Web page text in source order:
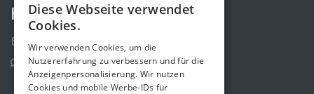
Kontakt
Kontakt-Formular
Support Center
GERMAN
Diese Webseite verwendet
Cookies.
Wir verwenden Cookies, um die
Nutzererfahrung zu verbessern und für die
Anzeigenpersonalisierung. Wir nutzen
Cookies und mobile Werbe-IDs für